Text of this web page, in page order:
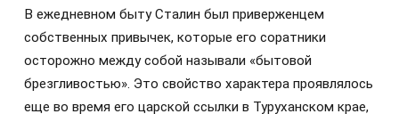
В ежедневном быту Сталин был приверженцем
собственных привычек, которые его соратники
осторожно между собой называли «бытовой
брезгливостью». Это свойство характера проявлялось
еще во время его царской ссылки в Туруханском крае,